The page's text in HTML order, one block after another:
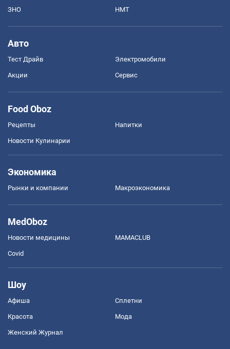
ЗНО НМТ
Авто
Тест Драйв Электромобили
Акции Сервис
Food Oboz
Рецепты Напитки
Новости Кулинарии
Экономика
Рынки и компании Mакроэкономика
MedOboz
Новости медицины MAMACLUB
Covid
Шоу
Афиша Сплетни
Красота Мода
Женский Журнал